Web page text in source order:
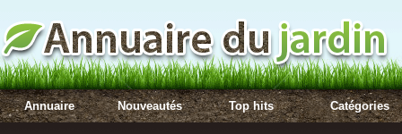
Annuaire Nouveautés Top hits Catégories